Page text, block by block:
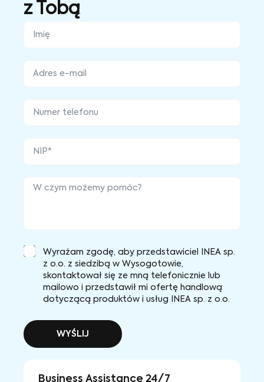
z Tobą
Wyrażam zgodę, aby przedstawiciel INEA sp.
z o.o. z siedzibą w Wysogotowie,
skontaktował się ze mną telefonicznie lub
mailowo i przedstawił mi ofertę handlową
dotyczącą produktów i usług INEA sp. z o.o.
WYŚLIJ
Business Assistance 24/7